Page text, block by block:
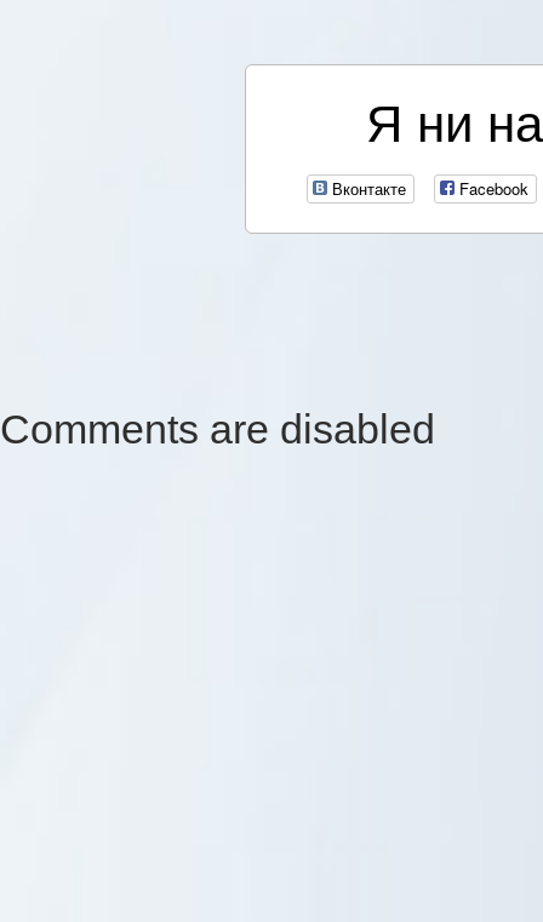
Я ни
Вконтакте Facebook
Comments are disabled